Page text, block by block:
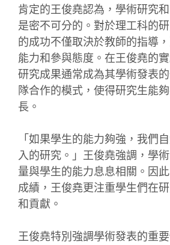
肯定的王俊堯認為，學術研究
是密不可分的。對於理工科的
的成功不僅取決於教師的指導
能力和參與態度。在王俊堯的
研究成果通常成為其學術發表
隊合作的模式，使得研究生能
長。
「如果學生的能力夠強，我們
入的研究。」王俊堯強調，學
量與學生的能力息息相關。因
成績，王俊堯更注重學生們在
和貢獻。
王俊堯特別強調學術發表的重